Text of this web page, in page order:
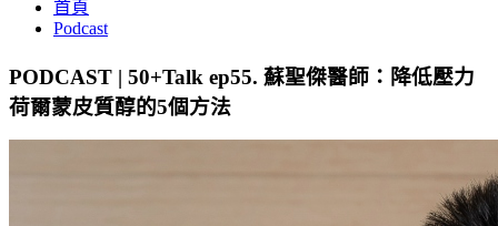
首頁
Podcast
PODCAST | 50+Talk ep55. 蘇聖傑醫師：降低壓力
荷爾蒙皮質醇的5個方法